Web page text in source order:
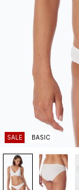
SALE BASIC